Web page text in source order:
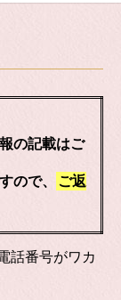
の記載はご
ので、
ご返
話番号がワカ